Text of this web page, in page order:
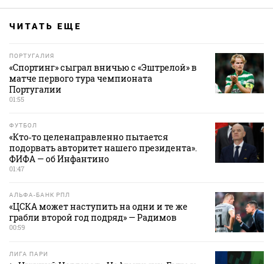
ЧИТАТЬ ЕЩЕ
ПОРТУГАЛИЯ
«Спортинг» сыграл вничью с «Эштрелой» в
матче первого тура чемпионата
Португалии
01:55
ФУТБОЛ
«Кто‑то целенаправленно пытается
подорвать авторитет нашего президента».
ФИФА — об Инфантино
01:47
АЛЬФА-БАНК РПЛ
«ЦСКА может наступить на одни и те же
грабли второй год подряд» — Радимов
00:59
ЛИГА ПАРИ